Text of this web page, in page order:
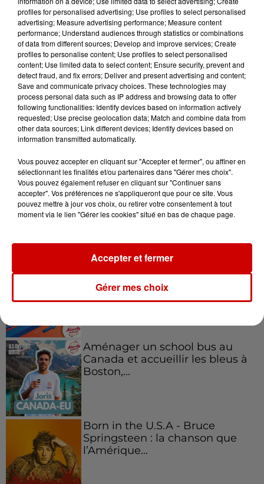
régions !
Destination Vacances - Gagnez
votre séjour en famille au cœur
de la...
Destination Vacances : inscrivez-
emblématique de
l'entrepreneuriat féminin
Aménager un school bus au
Canada et accueillir les bleus à
Boston,...
Born in the U.S.A - Bruce
Springsteen : la chanson que
l’Amérique...
profiles for personalised advertising; Use profiles to select personalised
advertising; Measure advertising performance; Measure content
performance; Understand audiences through statistics or combinations
of data from different sources; Develop and improve services; Create
profiles to personalise content; Use profiles to select personalised
content; Use limited data to select content; Ensure security, prevent and
detect fraud, and fix errors; Deliver and present advertising and content;
Save and communicate privacy choices. These technologies may
process personal data such as IP address and browsing data to offer
following functionalities: Identify devices based on information actively
requested; Use precise geolocation data; Match and combine data from
other data sources; Link different devices; Identify devices based on
information transmitted automatically.
Vous pouvez accepter en cliquant sur "Accepter et fermer", ou affiner en
sélectionnant les finalités et/ou partenaires dans "Gérer mes choix".
Vous pouvez également refuser en cliquant sur "Continuer sans
accepter". Vos préférences ne s'appliqueront que pour ce site. Vous
pouvez mettre à jour vos choix, ou retirer votre consentement à tout
moment via le lien "Gérer les cookies" situé en bas de chaque page.
Gérer mes choix
Accepter et fermer